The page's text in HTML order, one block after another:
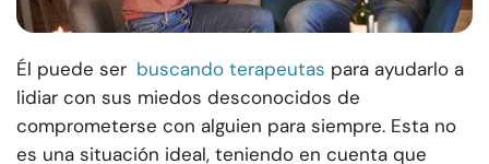
Él puede ser buscando terapeutas para ayudarlo a
lidiar con sus miedos desconocidos de
comprometerse con alguien para siempre. Esta no
es una situación ideal, teniendo en cuenta que